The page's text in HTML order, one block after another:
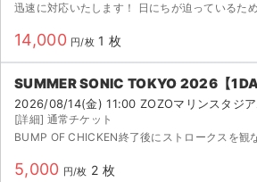
14,000 円/枚 1 枚
SUMMER SONIC TOKYO 2026【
2026/08/14(金) 11:00 ZOZOマリンスタジア
[詳細] 通常チケット
5,000 円/枚 2 枚